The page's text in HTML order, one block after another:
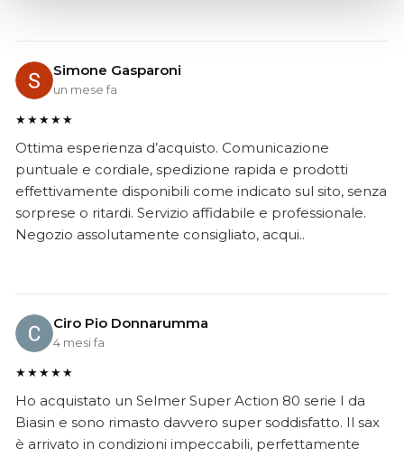
Simone Gasparoni
un mese fa
★★★★★
Ottima esperienza d’acquisto. Comunicazione
puntuale e cordiale, spedizione rapida e prodotti
effettivamente disponibili come indicato sul sito, senza
sorprese o ritardi. Servizio affidabile e professionale.
Negozio assolutamente consigliato, acqui..
Ciro Pio Donnarumma
4 mesi fa
★★★★★
Ho acquistato un Selmer Super Action 80 serie I da
Biasin e sono rimasto davvero super soddisfatto. Il sax
è arrivato in condizioni impeccabili, perfettamente